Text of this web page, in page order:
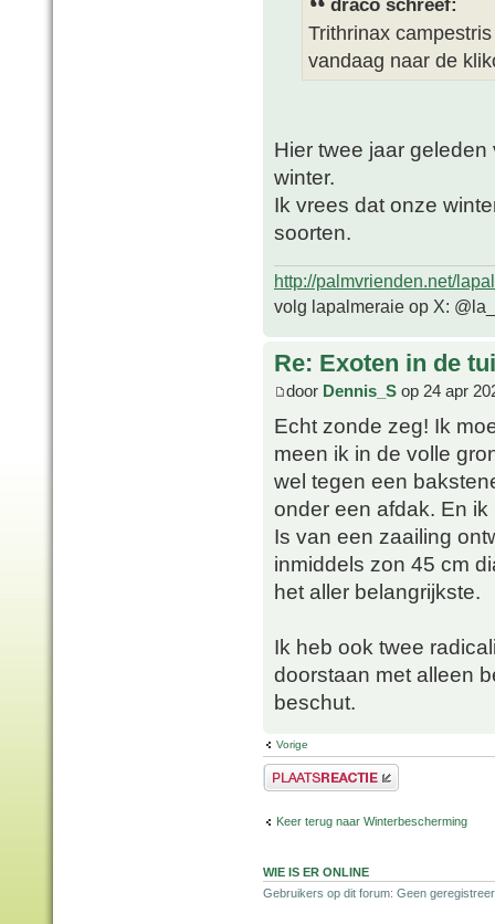
draco schreef:
Trithrinax
vandaag naar de
Hier twee jaar
winter.
Ik vrees dat onze
soorten.
http://palmvrienden.net/
volg lapalmeraie op X:
Re: Exoten in de
door Dennis_S op 24 apr
Echt zonde zeg! Ik
meen ik in de volle
wel tegen een
onder een afdak. En
Is van een zaailing
inmiddels zon 45 cm
het aller belangrijkste.
Ik heb ook twee
doorstaan met alleen
beschut.
Vorige
Plaats een reactie
Keer terug naar Winterbescherming
WIE IS ER ONLINE
Gebruikers op dit forum: Geen